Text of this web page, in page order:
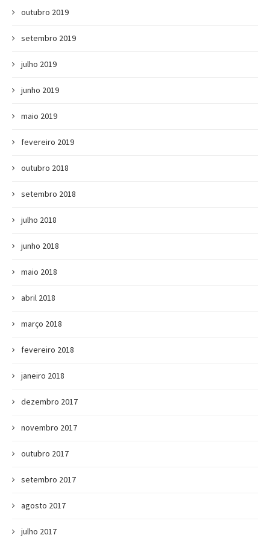
outubro 2019
setembro 2019
julho 2019
junho 2019
maio 2019
fevereiro 2019
outubro 2018
setembro 2018
julho 2018
junho 2018
maio 2018
abril 2018
março 2018
fevereiro 2018
janeiro 2018
dezembro 2017
novembro 2017
outubro 2017
setembro 2017
agosto 2017
julho 2017